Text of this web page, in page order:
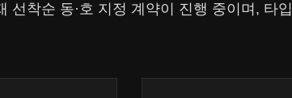
선착순 동·호 지정 계약이 진행 중이며, 타